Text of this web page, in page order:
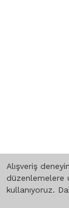
Alışveriş
düzenlemelere
kullanıyoruz.